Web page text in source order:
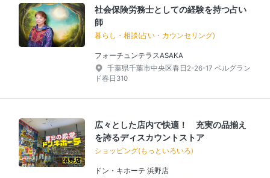
社会保険労務士としての経験を持つ占い
師
暮らし・相談(占い・カウンセリング)
フォーチュンテラスASAKA
千葉県千葉市中央区春日2-26-17 ベルグラン
ド春日310
広々とした店内で快適！ 充実の品揃え
を誇るディスカウントストア
ショッピング(もっといろいろ)
ドン・キホーテ 浜野店